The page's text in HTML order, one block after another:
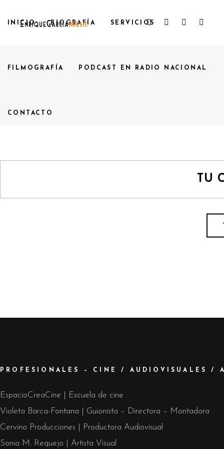
INICIO BIOGRAFÍA SERVICIOS
FILMOGRAFÍA PODCAST EN RADIO NACIONAL
CONTACTO
TU
PROFESIONALES – CINE / AUDIOVISUALES /
EspacioCreaCine | Escuela de cine
Violeta Barca-Fontana | Guionista – Directora – Montadora
Cervino Producciones | Productora Audiovisual
Sonia M. Requejo | Artista Visual